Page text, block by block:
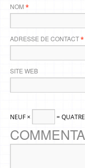
NOM *
ADRESSE DE CONTACT*
SITE WEB
NEUF × =